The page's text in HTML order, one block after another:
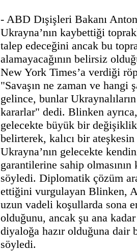
- ABD Dışişleri Bakanı
Ukrayna’nın kaybettiği
talep edeceğini ancak bu
alamayacağının belirsiz
New York Times’a verdiği
"Savaşın ne zaman ve hangi
gelince, bunlar
kararlar" dedi. Blinken
gelecekte büyük bir
belirterek, kalıcı bir
Ukrayna’nın gelecekte
garantilerine sahip olmasının
söyledi. Diplomatik çözüm
ettiğini vurgulayan Blinken,
uzun vadeli koşullarda sona
olduğunu, ancak şu ana
diyaloğa hazır olduğuna dair
söyledi.